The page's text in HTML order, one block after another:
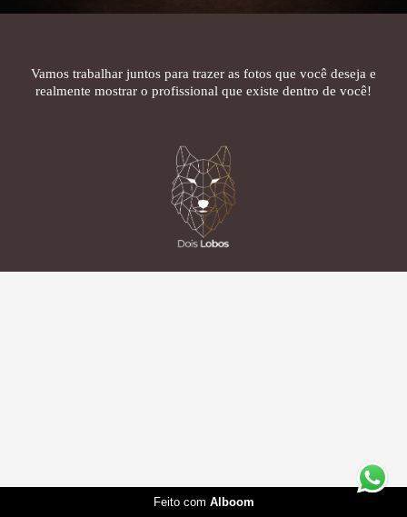
Vamos trabalhar juntos para trazer as fotos que você deseja e
realmente mostrar o profissional que existe dentro de você!
Feito com Alboom